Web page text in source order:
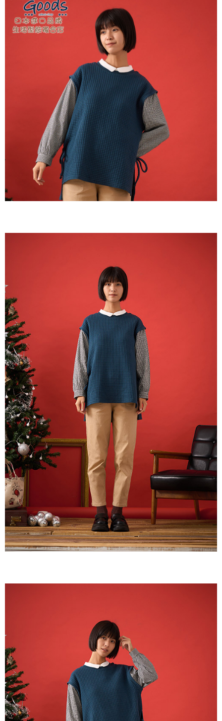
１．簡單：不需註冊會員、不需綁卡、不需儲值。
２．便利：只要手機號碼，簡訊認證，即可結帳。
３．安心：先確認商品／服務後，再付款。
【「AFTEE先享後付」結帳流程】
１．於結帳方式選擇「AFTEE先享後付」後，將跳轉至「AFTEE先享後付」
結帳頁面，進行簡訊認證並確認金額後，即可完成結帳。
２．訂單成立數日內，您將收到繳費通知簡訊。
３．收到繳費通知簡訊後14天內，點擊此簡訊中的連結，可透過四大超商／
ATM／網路銀行／等多元方式進行付款，方視為交易完成。
※ 請注意：結帳手續完成當下不需立刻繳費，但若您需要取消訂單，請聯絡
購買商品的店家。未經商家同意取消之訂單仍視為有效，需透過AFTEE先享
後付繳納相關費用。
※ 交易是否成功請以「AFTEE先享後付 」之結帳頁面顯示為準，若有關於
是否繳費成功／繳費後需取消欲退款等相關疑問，請聯繫「AFTEE先享後付
客戶支援中心」https://netprotections.freshdesk.com/support/home
【注意事項】
１．透過由恩沛科技股份有限公司提供之「AFTEE先享後付」服務完成之交
易，需依本服務之必要範圍內提供個人資料，並將交易相關給付款項請求債
權轉讓予恩沛科技股份有限公司。
２．關於個人資料處理事宜，請瀏覽以下網址：
https://aftee.tw/terms/#terms3
恩沛科技股份有限公司將有權停止該用戶之使用額度並採取法律行動。
運送方式
全家取貨付款
每筆NT$60，滿NT$1,800(含以上)免運費
每筆NT$60，滿NT$1,800(含以上)免運費
每筆NT$60，滿NT$2,000(含以上)免運費
付款後7-11取貨
每筆NT$60，滿NT$2,000(含以上)免運費
黑貓宅急便(包裹尺寸60cm以下)
每筆NT$100，滿NT$2,000(含以上)免運費
黑貓宅急便(包裹尺寸90cm以下)
每筆NT$140，滿NT$2,000(含以上)免運費